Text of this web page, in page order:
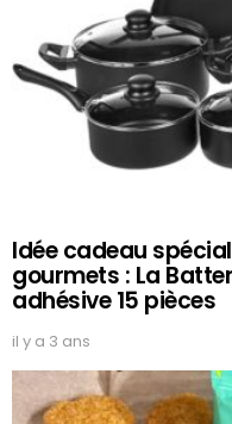
Idée cadeau
gourmets : La
adhésive 15 pièces
il y a 3 ans